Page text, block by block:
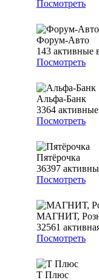
Посмотреть
Форум-Авто
143 активные
Посмотреть
Альфа-Банк
3364
Посмотреть
Пятёрочка
36397
Посмотреть
МАГНИТ,
32561
Посмотреть
Т Плюс